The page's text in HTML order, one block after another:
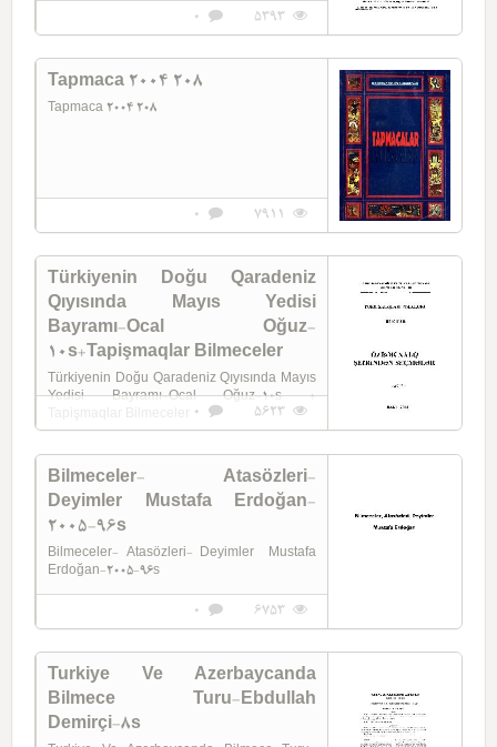
5393
0
Tapmaca 2004 208
Tapmaca 2004 208
7911
0
Türkiyenin Doğu Qaradeniz
Qıyısında Mayıs Yedisi
Bayramı-Ocal Oğuz-
10s+Tapişmaqlar Bilmeceler
Türkiyenin Doğu Qaradeniz Qıyısında Mayıs
Yedisi Bayramı-Ocal Oğuz-10s +
Tapişmaqlar Bilmeceler
5623
0
Bilmeceler- Atasözleri-
Deyimler Mustafa Erdoğan-
2005-96s
Bilmeceler- Atasözleri- Deyimler Mustafa
Erdoğan-2005-96s
6753
0
Turkiye Ve Azerbaycanda
Bilmece Turu-Ebdullah
Demirçi-8s